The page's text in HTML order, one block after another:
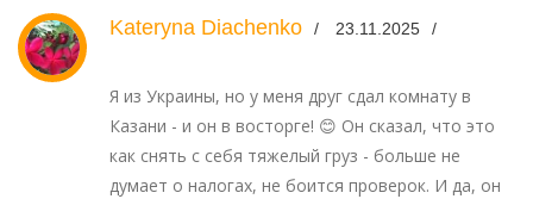
Kateryna Diachenko 23.11.2025
Я из Украины, но у меня друг сдал комнату в
Казани - и он в восторге! 😊 Он сказал, что это
как снять с себя тяжелый груз - больше не
думает о налогах, не боится проверок. И да, он